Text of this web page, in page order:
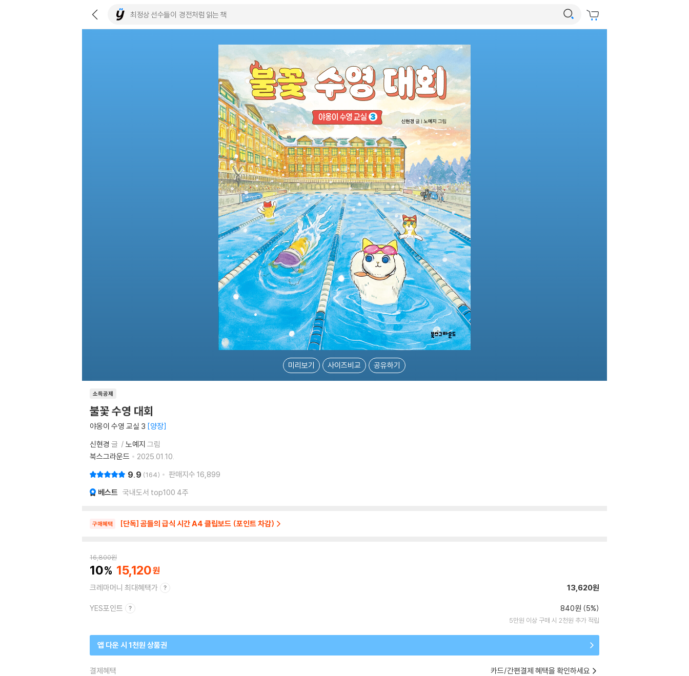
미리보기 사이즈비교 공유하기
소득공제
불꽃 수영 대회
야옹이 수영 교실 3 양장
신현경 글 노예지 그림
북스그라운드
2025.01.10.
9.9 164 판매지수 16,899
베스트 국내도서 top100 4주
구매혜택 [단독] 곰들의 급식 시간 A4 클립보드 (포인트 차감)
16,800원
10 15,120
크레마머니 최대혜택가 13,620원
YES포인트 840원 (5%)
5만원 이상 구매 시 2천원 추가 적립
앱 다운 시 1천원 상품권
결제혜택 카드/간편결제 혜택을 확인하세요